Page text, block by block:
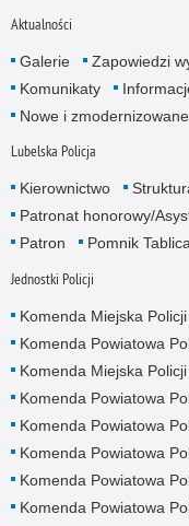
Aktualności
Galerie Zapowiedzi
Komunikaty
Nowe i
Lubelska Policja
Kierownictwo
Patronat honorowy/
Patron
Pomnik
Jednostki Policji
Komenda Miejska
Komenda Powiatowa
Komenda Miejska Policji
Komenda Powiatowa
Komenda Powiatowa
Komenda Powiatowa
Komenda Powiatowa
Komenda Powiatowa